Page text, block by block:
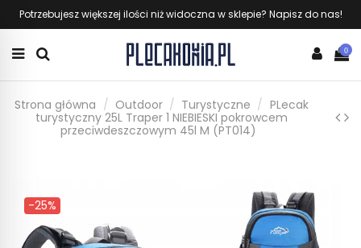
Potrzebujesz większej ilości niż widoczna w sklepie? Napisz do nas!
0
Strona główna Outdoor Turystyczne
PLecak
turystyczny 25L Traper 1 NIEBIESKI pokrowcem
przeciwdeszczowym 45l M (PT014)
-25%